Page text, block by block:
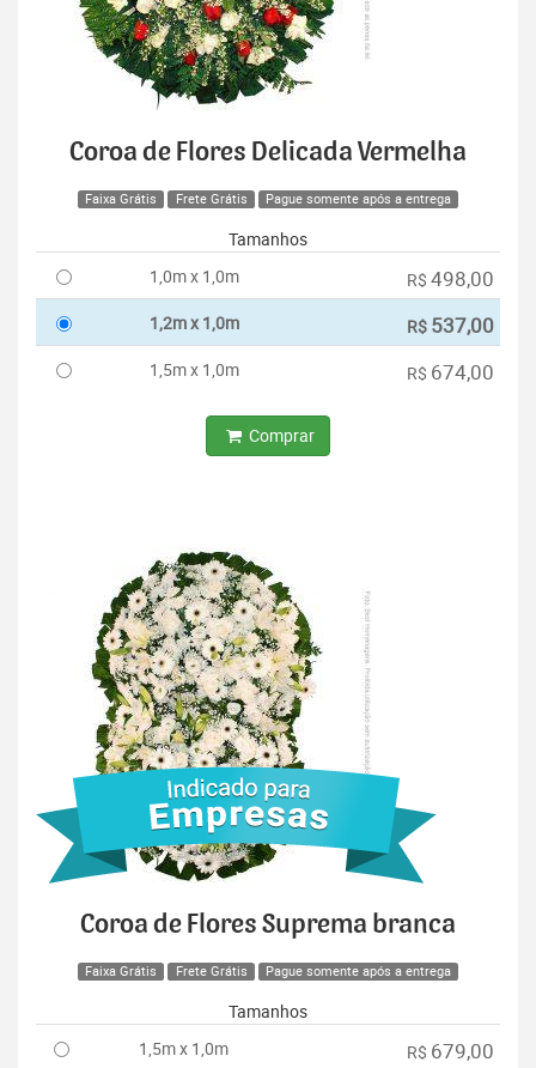
Coroa de Flores Delicada Vermelha
Faixa Grátis Frete Grátis Pague somente após a entrega
Tamanhos
1,0m x 1,0m
R$ 498,00
1,2m x 1,0m R$ 537,00
1,5m x 1,0m R$ 674,00
Comprar
Coroa de Flores Suprema branca
Faixa Grátis Frete Grátis Pague somente após a entrega
Tamanhos
1,5m x 1,0m
R$ 679,00